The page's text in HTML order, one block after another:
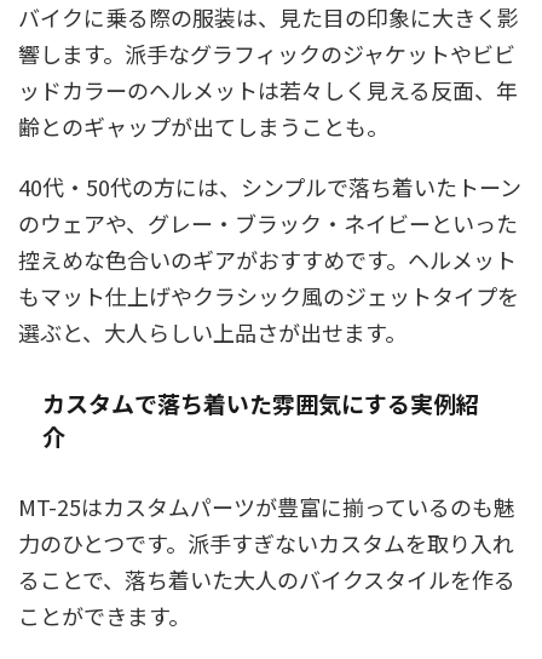
バイクに乗る際の服装は、見た目の印象に大きく影
響します。派手なグラフィックのジャケットやビビ
ッドカラーのヘルメットは若々しく見える反面、年
齢とのギャップが出てしまうことも。
40代・50代の方には、シンプルで落ち着いたトーン
のウェアや、グレー・ブラック・ネイビーといった
控えめな色合いのギアがおすすめです。ヘルメット
もマット仕上げやクラシック風のジェットタイプを
選ぶと、大人らしい上品さが出せます。
カスタムで落ち着いた雰囲気にする実例紹
介
MT-25はカスタムパーツが豊富に揃っているのも魅
力のひとつです。派手すぎないカスタムを取り入れ
ることで、落ち着いた大人のバイクスタイルを作る
ことができます。